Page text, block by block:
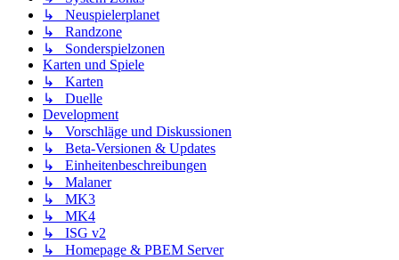
↳ Neuspielerplanet
↳ Randzone
↳ Sonderspielzonen
Karten und Spiele
↳ Karten
↳ Duelle
Development
↳ Vorschläge und Diskussionen
↳ Beta-Versionen & Updates
↳ Einheitenbeschreibungen
↳ Malaner
↳ MK3
↳ MK4
↳ ISG v2
↳ Homepage & PBEM Server